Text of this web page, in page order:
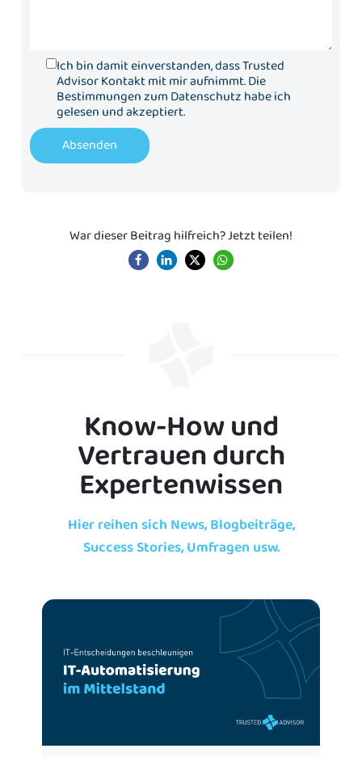
Ich bin damit einverstanden, dass Trusted
Advisor Kontakt mit mir aufnimmt. Die
Bestimmungen zum Datenschutz habe ich
gelesen und akzeptiert.
Absenden
War dieser Beitrag hilfreich? Jetzt teilen!
Know-How und
Vertrauen durch
Expertenwissen
Hier reihen sich News, Blogbeiträge,
Success Stories, Umfragen usw.